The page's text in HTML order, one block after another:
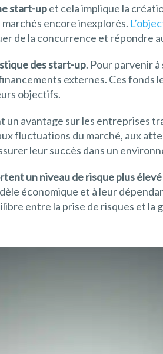
start-upet cela implique la
encore inexplorés.
de la concurrence et répondre
des start-up. Pour parvenir
externes. Ces
objectifs.
un avantage sur les entreprises
fluctuations du marché, aux
leur succès dans un
un niveau de risque plus
économique et à leur
entre la prise de risques et